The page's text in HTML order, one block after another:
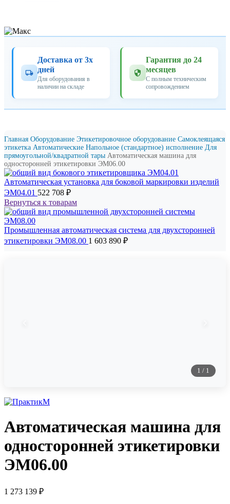
Доставка от 3х
дней
Для оборудования в
наличии на складе
Гарантия до 24
месяцев
С полным техническим
сопровождением
Главная Оборудование Этикетировочное оборудование Самоклеящаяся
этикетка Автоматические Напольное (стандартное) исполнение Для
прямоугольной/квадратной тары Автоматическая машина для
односторонней этикетировки ЭМ06.00
Автоматическая установка для боковой маркировки изделий
ЭМ04.01 522 708 ₽
Вернуться к товарам
Промышленная автоматическая система для двухсторонней
этикетировки ЭМ08.00 1 603 890 ₽
1 / 1
Автоматическая машина для
односторонней этикетировки
ЭМ06.00
1 273 139 ₽